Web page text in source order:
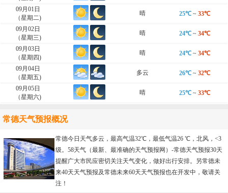
09月01日
（星期二)
晴 25℃ ~ 33℃
09月02日
（星期三)
晴 24℃ ~ 34℃
09月03日
（星期四)
晴 24℃ ~ 34℃
09月04日
（星期五)
多云 26℃ ~ 32℃
09月05日
（星期六)
晴 25℃ ~ 33℃
常德天气预报概况
常德今日天气多云，最高气温32℃，最低气温26 ℃，北风，<3
级。58天气（最新、最准确的天气预报网）-常德天气预报30天
提醒广大市民应密切关注天气变化，做好出行安排。另常德未
来40天天气预报及常德未来60天天气预报也在开发中，敬请关
注！